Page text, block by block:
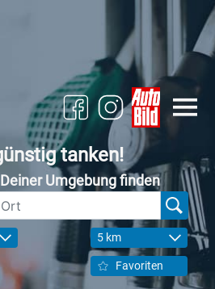
tanken!
Umgebung finden
5 km
Favoriten